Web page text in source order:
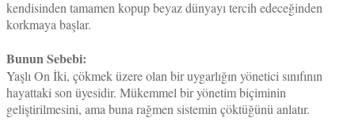
kendisinden tamamen kopup beyaz dünyayı tercih edeceğinden
korkmaya başlar.
Bunun Sebebi:
Yaşlı On İki, çökmek üzere olan bir uygarlığın yönetici sınıfının
hayattaki son üyesidir. Mükemmel bir yönetim biçiminin
geliştirilmesini, ama buna rağmen sistemin çöktüğünü anlatır.